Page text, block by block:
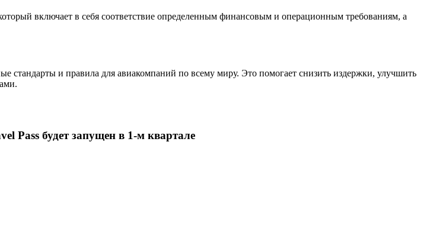
включает в себя соответствие определенным финансовым и операционным требованиям, а
стандарты и правила для авиакомпаний по всему миру. Это помогает снизить издержки, улучшить
Pass будет запущен в 1-м квартале